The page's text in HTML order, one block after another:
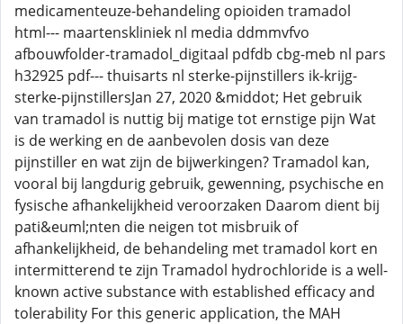
medicamenteuze-behandeling opioiden tramadol
html--- maartenskliniek nl media ddmmvfvo
afbouwfolder-tramadol_digitaal pdfdb cbg-meb nl pars
h32925 pdf--- thuisarts nl sterke-pijnstillers ik-krijg-
sterke-pijnstillersJan 27, 2020 &middot; Het gebruik
van tramadol is nuttig bij matige tot ernstige pijn Wat
is de werking en de aanbevolen dosis van deze
pijnstiller en wat zijn de bijwerkingen? Tramadol kan,
vooral bij langdurig gebruik, gewenning, psychische en
fysische afhankelijkheid veroorzaken Daarom dient bij
pati&euml;nten die neigen tot misbruik of
afhankelijkheid, de behandeling met tramadol kort en
intermitterend te zijn Tramadol hydrochloride is a well-
known active substance with established efficacy and
tolerability For this generic application, the MAH